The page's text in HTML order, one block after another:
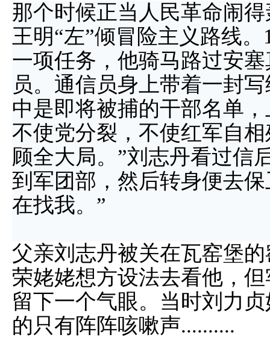
那个时候正当人民革命闹
王明“左”倾冒险主义路线
一项任务，他骑马路过安
员。通信员身上带着一封
中是即将被捕的干部名单
不使党分裂，不使红军自
顾全大局。”刘志丹看过信
到军团部，然后转身便去
在找我。”
父亲刘志丹被关在瓦窑堡
荣姥姥想方设法去看他，
留下一个气眼。当时刘力
的只有阵阵咳嗽声..........